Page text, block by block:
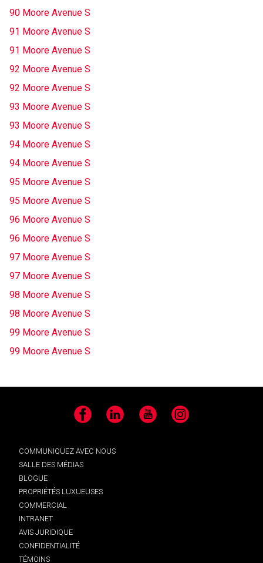
90 Moore Avenue S
91 Moore Avenue S
91 Moore Avenue S
92 Moore Avenue S
92 Moore Avenue S
93 Moore Avenue S
93 Moore Avenue S
94 Moore Avenue S
94 Moore Avenue S
95 Moore Avenue S
95 Moore Avenue S
96 Moore Avenue S
96 Moore Avenue S
97 Moore Avenue S
97 Moore Avenue S
98 Moore Avenue S
98 Moore Avenue S
99 Moore Avenue S
99 Moore Avenue S
Facebook LinkedIn YouTube Instagram
COMMUNIQUEZ AVEC NOUS
SALLE DES MÉDIAS
BLOGUE
PROPRIÉTÉS LUXUEUSES
COMMERCIAL
INTRANET
AVIS JURIDIQUE
CONFIDENTIALITÉ
TÉMOINS